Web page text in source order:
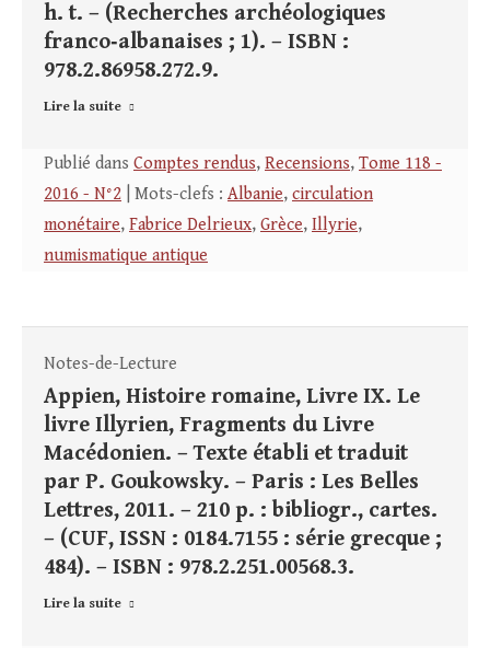
h. t. – (Recherches archéologiques
franco‑albanaises ; 1). – ISBN :
978.2.86958.272.9.
Lire la suite
Publié dans Comptes rendus, Recensions, Tome 118 -
2016 - N°2 | Mots-clefs : Albanie, circulation
monétaire, Fabrice Delrieux, Grèce, Illyrie,
numismatique antique
Notes-de-Lecture
Appien, Histoire romaine, Livre IX. Le
livre Illyrien, Fragments du Livre
Macédonien. – Texte établi et traduit
par P. Goukowsky. – Paris : Les Belles
Lettres, 2011. – 210 p. : bibliogr., cartes.
– (CUF, ISSN : 0184.7155 : série grecque ;
484). – ISBN : 978.2.251.00568.3.
Lire la suite